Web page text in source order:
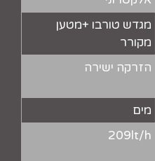
מגדש טורבו +מטען
מקורר
הזרקה ישירה
מים
209lt/h